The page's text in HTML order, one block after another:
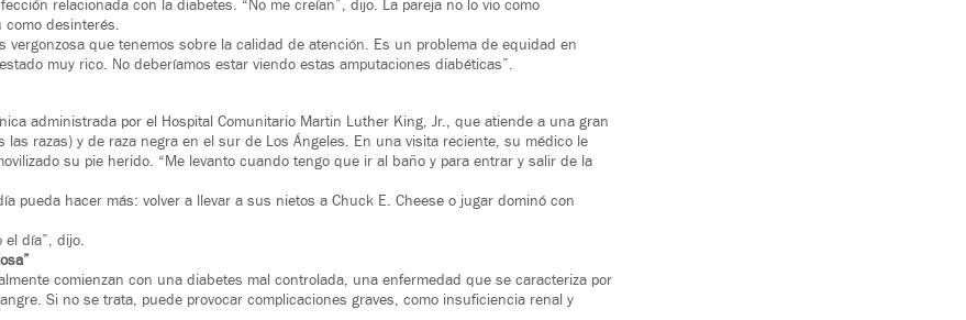
relacionada con la diabetes. “No me creían”, dijo. La pareja no lo vio como
desinterés.
vergonzosa que tenemos sobre la calidad de atención. Es un problema de equidad en
muy rico. No deberíamos estar viendo estas amputaciones diabéticas”.
administrada por el Hospital Comunitario Martin Luther King, Jr., que atiende a una gran
las razas) y de raza negra en el sur de Los Ángeles. En una visita reciente, su médico le
su pie herido. “Me levanto cuando tengo que ir al baño y para entrar y salir de la
pueda hacer más: volver a llevar a sus nietos a Chuck E. Cheese o jugar dominó con
el día”, dijo.
comienzan con una diabetes mal controlada, una enfermedad que se caracteriza por
Si no se trata, puede provocar complicaciones graves, como insuficiencia renal y